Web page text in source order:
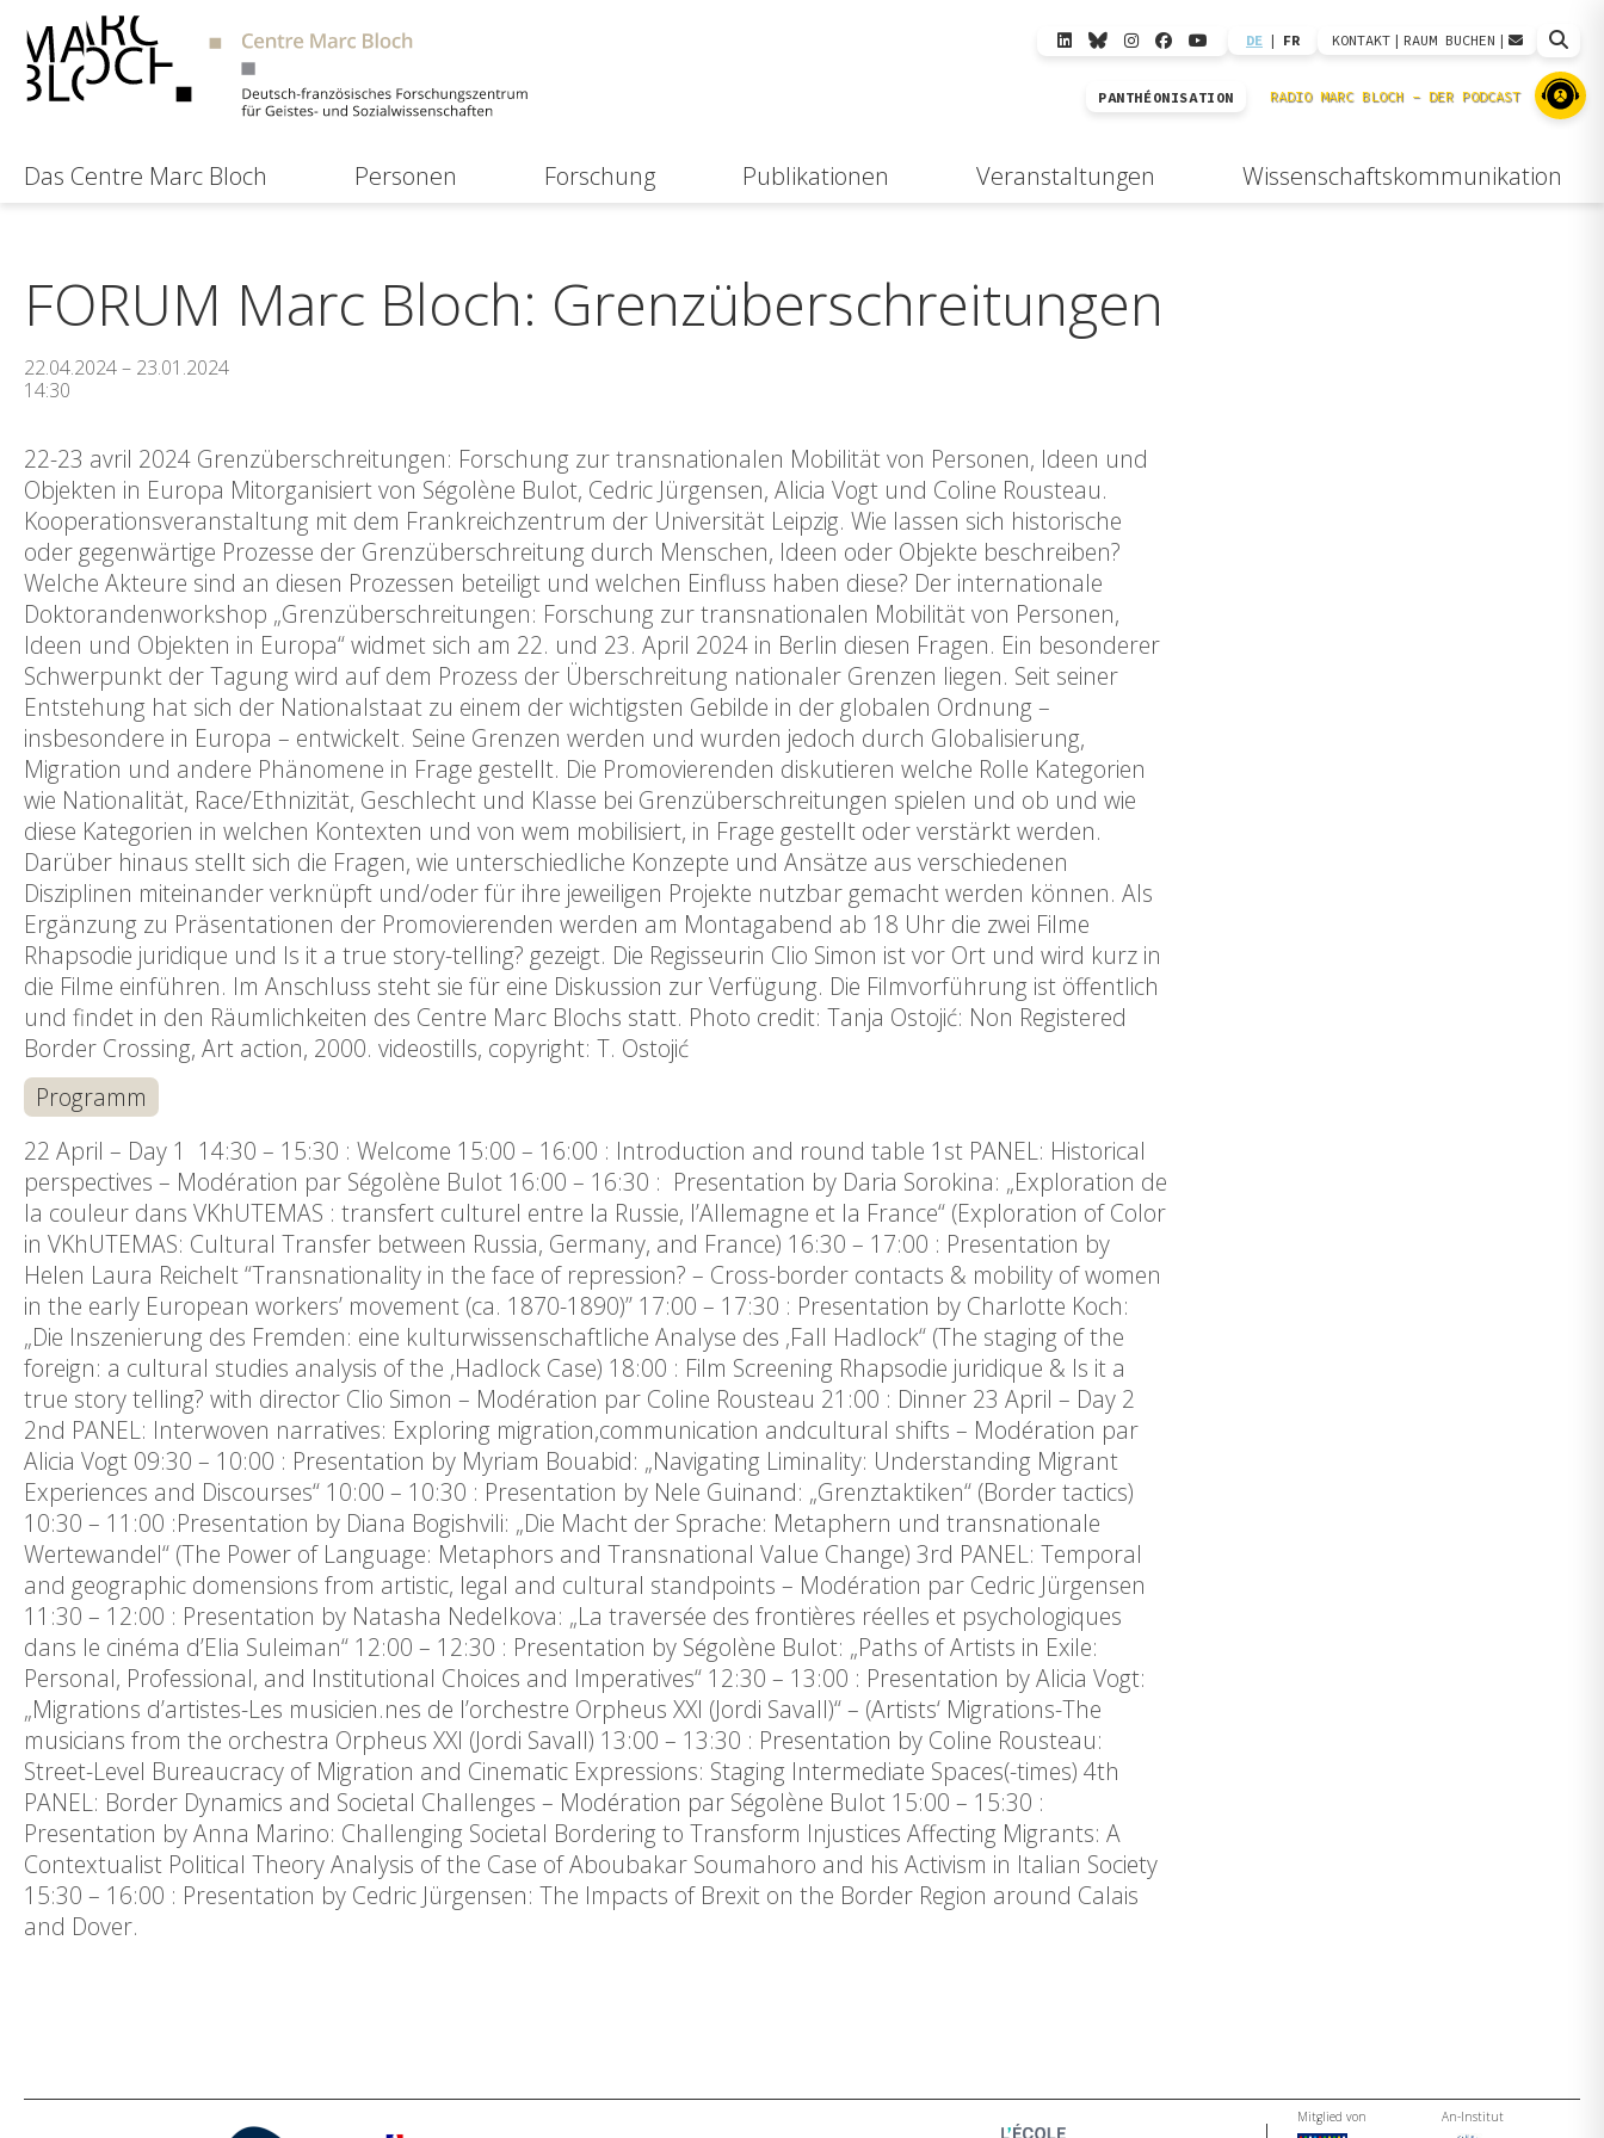
DE | FR KONTAKT | RAUM BUCHEN |
PANTHÉONISATION
Das Centre Marc Bloch Personen Forschung Publikationen Veranstaltungen Wissenschaftskommunikation
FORUM Marc Bloch: Grenzüberschreitungen
22.04.2024 – 23.01.2024
14:30
22-23 avril 2024 Grenzüberschreitungen: Forschung zur transnationalen Mobilität von Personen, Ideen und
Objekten in Europa Mitorganisiert von Ségolène Bulot, Cedric Jürgensen, Alicia Vogt und Coline Rousteau.
Kooperationsveranstaltung mit dem Frankreichzentrum der Universität Leipzig. Wie lassen sich historische
oder gegenwärtige Prozesse der Grenzüberschreitung durch Menschen, Ideen oder Objekte beschreiben?
Welche Akteure sind an diesen Prozessen beteiligt und welchen Einfluss haben diese? Der internationale
Doktorandenworkshop „Grenzüberschreitungen: Forschung zur transnationalen Mobilität von Personen,
Ideen und Objekten in Europa“ widmet sich am 22. und 23. April 2024 in Berlin diesen Fragen. Ein besonderer
Schwerpunkt der Tagung wird auf dem Prozess der Überschreitung nationaler Grenzen liegen. Seit seiner
Entstehung hat sich der Nationalstaat zu einem der wichtigsten Gebilde in der globalen Ordnung –
insbesondere in Europa – entwickelt. Seine Grenzen werden und wurden jedoch durch Globalisierung,
Migration und andere Phänomene in Frage gestellt. Die Promovierenden diskutieren welche Rolle Kategorien
wie Nationalität, Race/Ethnizität, Geschlecht und Klasse bei Grenzüberschreitungen spielen und ob und wie
diese Kategorien in welchen Kontexten und von wem mobilisiert, in Frage gestellt oder verstärkt werden.
Darüber hinaus stellt sich die Fragen, wie unterschiedliche Konzepte und Ansätze aus verschiedenen
Disziplinen miteinander verknüpft und/oder für ihre jeweiligen Projekte nutzbar gemacht werden können. Als
Ergänzung zu Präsentationen der Promovierenden werden am Montagabend ab 18 Uhr die zwei Filme
Rhapsodie juridique und Is it a true story-telling? gezeigt. Die Regisseurin Clio Simon ist vor Ort und wird kurz in
die Filme einführen. Im Anschluss steht sie für eine Diskussion zur Verfügung. Die Filmvorführung ist öffentlich
und findet in den Räumlichkeiten des Centre Marc Blochs statt. Photo credit: Tanja Ostojić: Non Registered
Border Crossing, Art action, 2000. videostills, copyright: T. Ostojić
Programm
22 April – Day 1 14:30 – 15:30 : Welcome 15:00 – 16:00 : Introduction and round table 1st PANEL: Historical
perspectives – Modération par Ségolène Bulot 16:00 – 16:30 : Presentation by Daria Sorokina: „Exploration de
la couleur dans VKhUTEMAS : transfert culturel entre la Russie, l’Allemagne et la France“ (Exploration of Color
in VKhUTEMAS: Cultural Transfer between Russia, Germany, and France) 16:30 – 17:00 : Presentation by
Helen Laura Reichelt “Transnationality in the face of repression? – Cross-border contacts & mobility of women
in the early European workers’ movement (ca. 1870-1890)” 17:00 – 17:30 : Presentation by Charlotte Koch:
„Die Inszenierung des Fremden: eine kulturwissenschaftliche Analyse des ‚Fall Hadlock“ (The staging of the
foreign: a cultural studies analysis of the ‚Hadlock Case) 18:00 : Film Screening Rhapsodie juridique & Is it a
true story telling? with director Clio Simon – Modération par Coline Rousteau 21:00 : Dinner 23 April – Day 2
2nd PANEL: Interwoven narratives: Exploring migration,communication andcultural shifts – Modération par
Alicia Vogt 09:30 – 10:00 : Presentation by Myriam Bouabid: „Navigating Liminality: Understanding Migrant
Experiences and Discourses“ 10:00 – 10:30 : Presentation by Nele Guinand: „Grenztaktiken“ (Border tactics)
10:30 – 11:00 :Presentation by Diana Bogishvili: „Die Macht der Sprache: Metaphern und transnationale
Wertewandel“ (The Power of Language: Metaphors and Transnational Value Change) 3rd PANEL: Temporal
and geographic domensions from artistic, legal and cultural standpoints – Modération par Cedric Jürgensen
11:30 – 12:00 : Presentation by Natasha Nedelkova: „La traversée des frontières réelles et psychologiques
dans le cinéma d’Elia Suleiman“ 12:00 – 12:30 : Presentation by Ségolène Bulot: „Paths of Artists in Exile:
Personal, Professional, and Institutional Choices and Imperatives“ 12:30 – 13:00 : Presentation by Alicia Vogt:
„Migrations d’artistes-Les musicien.nes de l’orchestre Orpheus XXI (Jordi Savall)“ – (Artists‘ Migrations-The
musicians from the orchestra Orpheus XXI (Jordi Savall) 13:00 – 13:30 : Presentation by Coline Rousteau:
Street-Level Bureaucracy of Migration and Cinematic Expressions: Staging Intermediate Spaces(-times) 4th
PANEL: Border Dynamics and Societal Challenges – Modération par Ségolène Bulot 15:00 – 15:30 :
Presentation by Anna Marino: Challenging Societal Bordering to Transform Injustices Affecting Migrants: A
Contextualist Political Theory Analysis of the Case of Aboubakar Soumahoro and his Activism in Italian Society
15:30 – 16:00 : Presentation by Cedric Jürgensen: The Impacts of Brexit on the Border Region around Calais
and Dover.
Mitglied von An-Institut